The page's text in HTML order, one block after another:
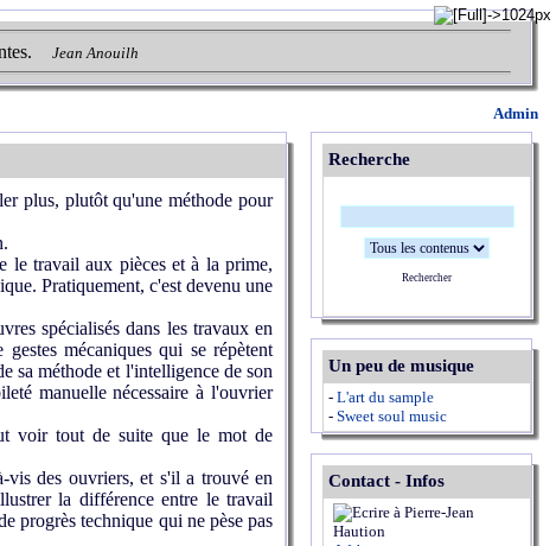
Jean Anouilh
Admin
plus, plutôt qu'une méthode pour
le travail aux pièces et à la prime,
Pratiquement, c'est devenu une
spécialisés dans les travaux en
mécaniques qui se répètent
sa méthode et l'intelligence de son
manuelle nécessaire à l'ouvrier
voir tout de suite que le mot de
vis des ouvriers, et s'il a trouvé en
la différence entre le travail
progrès technique qui ne pèse pas
Recherche
Rechercher
Un peu de musique
- L'art du sample
- Sweet soul music
Contact - Infos